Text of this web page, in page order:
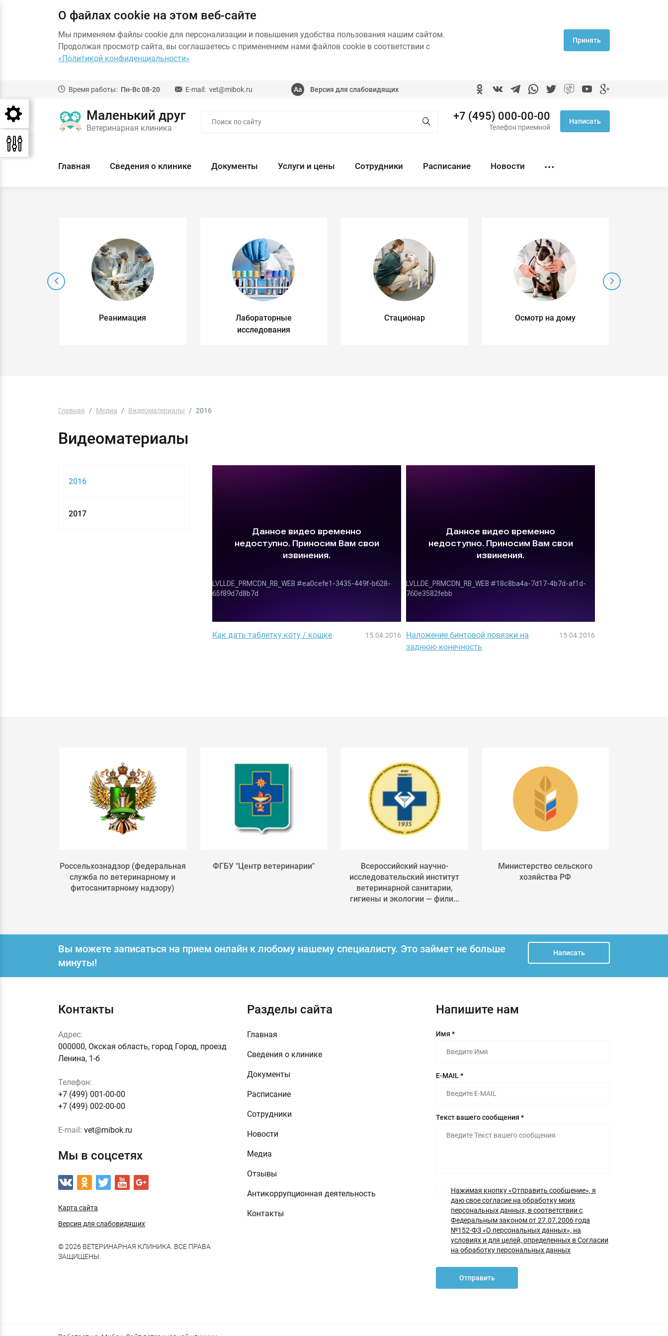
О файлах cookie на этом веб-сайте
Мы применяем файлы cookie для персонализации и повышения удобства пользования нашим сайтом.
Продолжая просмотр сайта, вы соглашаетесь с применением нами файлов cookie в соответствии с
«Политикой конфиденциальности»
Принять
Время работы: Пн-Вс 08-20 E-mail: vet@mibok.ru Версия для слабовидящих
Маленький друг
Ветеринарная клиника
+7 (495) 000-00-00
Телефон приемной
Написать
Главная Сведения о клинике Документы Услуги и цены Сотрудники Расписание Новости
Реанимация
Лабораторные
исследования
Стационар Осмотр на дому
Главная Медиа Видеоматериалы 2016
Видеоматериалы
2016
2017
Как дать таблетку коту / кошке 15.04.2016
Наложение бинтовой повязки на
заднюю конечность
15.04.2016
Россельхознадзор (федеральная
служба по ветеринарному и
фитосанитарному надзору)
ФГБУ "Центр ветеринарии"
Всероссийский научно-
исследовательский институт
ветеринарной санитарии,
гигиены и экологии — фили...
Министерство сельского
хозяйства РФ
Вы можете записаться на прием онлайн к любому нашему специалисту. Это займет не больше
минуты!
Написать
Контакты
Адрес:
000000, Окская область, город Город, проезд
Ленина, 1-б
Телефон:
+7 (499) 001-00-00
+7 (499) 002-00-00
E-mail: vet@mibok.ru
Мы в соцсетях
Карта сайта
Версия для слабовидящих
© 2026 ВЕТЕРИНАРНАЯ КЛИНИКА. ВСЕ ПРАВА
ЗАЩИЩЕНЫ.
Разделы сайта
Главная
Сведения о клинике
Документы
Расписание
Сотрудники
Новости
Медиа
Отзывы
Антикоррупционная деятельность
Контакты
Напишите нам
Имя *
E-MAIL *
Текст вашего сообщения *
Нажимая кнопку «Отправить сообщение», я
даю свое согласие на обработку моих
персональных данных, в соответствии с
Федеральным законом от 27.07.2006 года
№152-ФЗ «О персональных данных», на
условиях и для целей, определенных в Согласии
на обработку персональных данных
Отправить